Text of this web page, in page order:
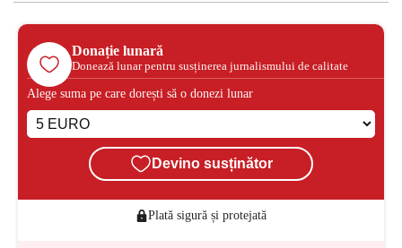
Donație lunară
Donează lunar pentru susținerea jurnalismului de calitate
Alege suma pe care dorești să o donezi lunar
Devino susținător
Plată sigură și protejată